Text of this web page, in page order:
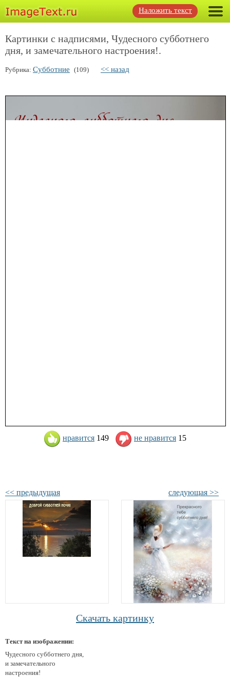
Наложить текст
Картинки с надписями, Чудесного субботнего
дня, и замечательного настроения!.
Рубрика: Субботние (109) << назад
нравится 149 не нравится 15
<< предыдущая следующая >>
Скачать картинку
Текст на изображении:
Чудесного субботнего дня,
и замечательного
настроения!